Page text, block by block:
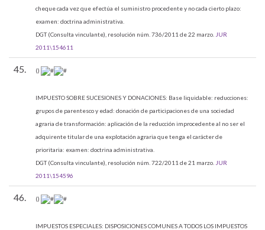
cheque cada vez que efectúa el suministro procedente y no cada cierto plazo:
examen: doctrina administrativa.
DGT (Consulta vinculante), resolución núm. 736/2011 de 22 marzo. JUR
2011\154611
45. ()
IMPUESTO SOBRE SUCESIONES Y DONACIONES: Base liquidable: reducciones:
grupos de parentesco y edad: donación de participaciones de una sociedad
agraria de transformación: aplicación de la reducción improcedente al no ser el
adquirente titular de una explotación agraria que tenga el carácter de
prioritaria: examen: doctrina administrativa.
DGT (Consulta vinculante), resolución núm. 722/2011 de 21 marzo. JUR
2011\154596
46. ()
IMPUESTOS ESPECIALES: DISPOSICIONES COMUNES A TODOS LOS IMPUESTOS